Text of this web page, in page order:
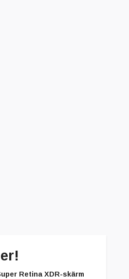
Retina XDR-skärm